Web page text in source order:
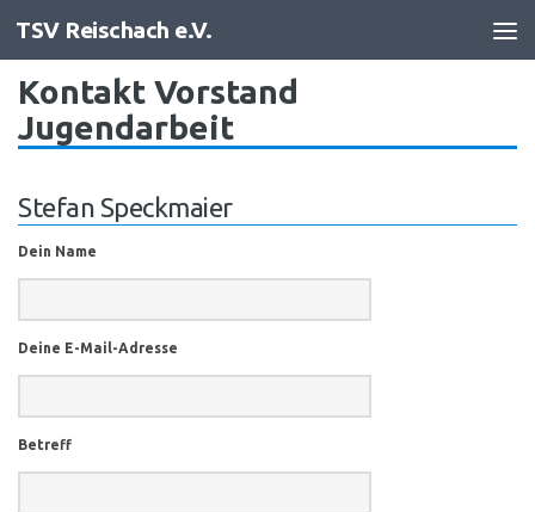
Zum Inhalt springen
TSV Reischach e.V.
Kontakt Vorstand
Jugendarbeit
Stefan Speckmaier
Dein Name
Deine E-Mail-Adresse
Betreff